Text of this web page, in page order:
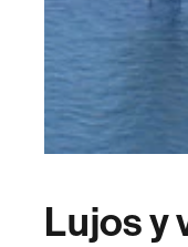
Lujos y